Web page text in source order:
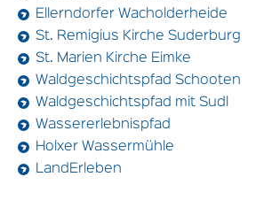
Ellerndorfer Wacholderheide
St. Remigius Kirche Suderburg
St. Marien Kirche Eimke
Waldgeschichtspfad Schooten
Waldgeschichtspfad mit Sudl
Wassererlebnispfad
Holxer Wassermühle
LandErleben